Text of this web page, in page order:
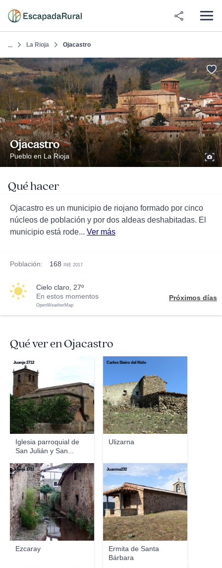
... La Rioja Ojacastro
Ojacastro
Pueblo en La Rioja
Qué hacer
Ojacastro es un municipio de riojano formado por cinco
núcleos de población y por dos aldeas deshabitadas. El
municipio está rode... Ver más
Población: 168 INE 2017
cielo claro, 27º
En estos momentos
OpenWeatherMap
Próximos días
Qué ver en Ojacastro
Iglesia parroquial de
San Julián y San...
Juanje 2712
Ulizarna
Carlos Sieiro del Nido
Ezcaray
Juanje 2712
Ermita de Santa
Bárbara
Juanma232